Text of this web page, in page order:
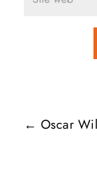
← Oscar